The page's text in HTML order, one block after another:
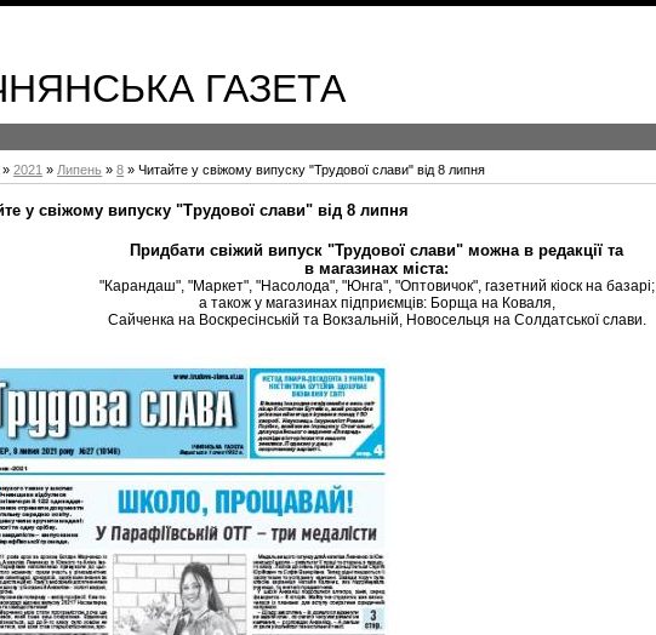
ГАЗЕТА
»2021 » Липень » 8 » Читайте у свіжому випуску "Трудової слави" від 8 липня
у свіжому випуску "Трудової слави" від 8 липня
Придбати свіжий випуск "Трудової слави" можна в редакції та
в магазинах міста:
"Карандаш", "Маркет", "Насолода", "Юнга", "Оптовичок", газетний кіоск на базарі;
а також у магазинах підприємців: Борща на Коваля,
Сайченка на Воскресінській та Вокзальній, Новосельця на Солдатської слави.